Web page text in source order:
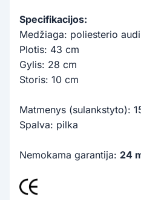
Specifikacijos:
Medžiaga: poliesterio
Plotis: 43 cm
Gylis: 28 cm
Storis: 10 cm
Matmenys (sulankstyto):
Spalva: pilka
Nemokama garantija: 24